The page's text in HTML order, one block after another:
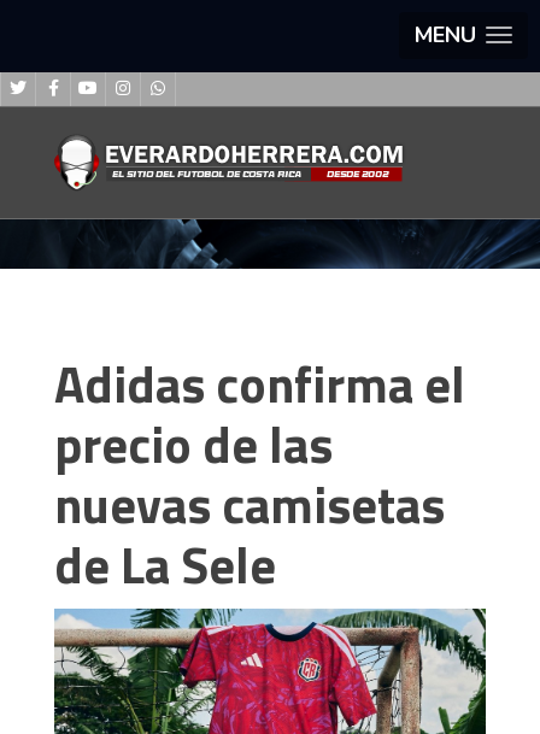
MENU
Adidas confirma el
precio de las
nuevas camisetas
de La Sele